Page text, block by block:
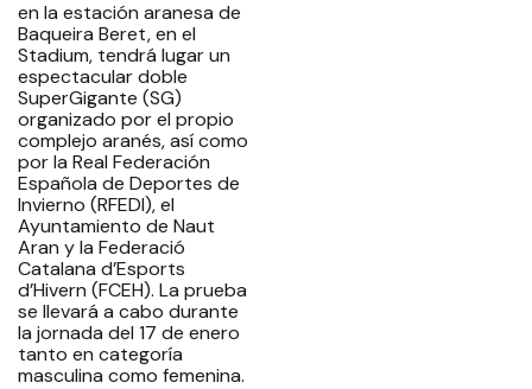
en la estación aranesa de
Baqueira Beret, en el
Stadium, tendrá lugar un
espectacular doble
SuperGigante (SG)
organizado por el propio
complejo aranés, así como
por la Real Federación
Española de Deportes de
Invierno (RFEDI), el
Ayuntamiento de Naut
Aran y la Federació
Catalana d’Esports
d’Hivern (FCEH). La prueba
se llevará a cabo durante
la jornada del 17 de enero
tanto en categoría
masculina como femenina.